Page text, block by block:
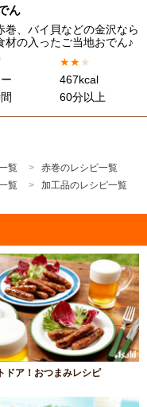
ん
巻、バイ貝などの金沢なら
材の入ったご当地おでん♪
★★★
467kcal
60分以上
覧
赤巻のレシピ一覧
覧 加工品のレシピ一覧
ドア！おつまみレシピ